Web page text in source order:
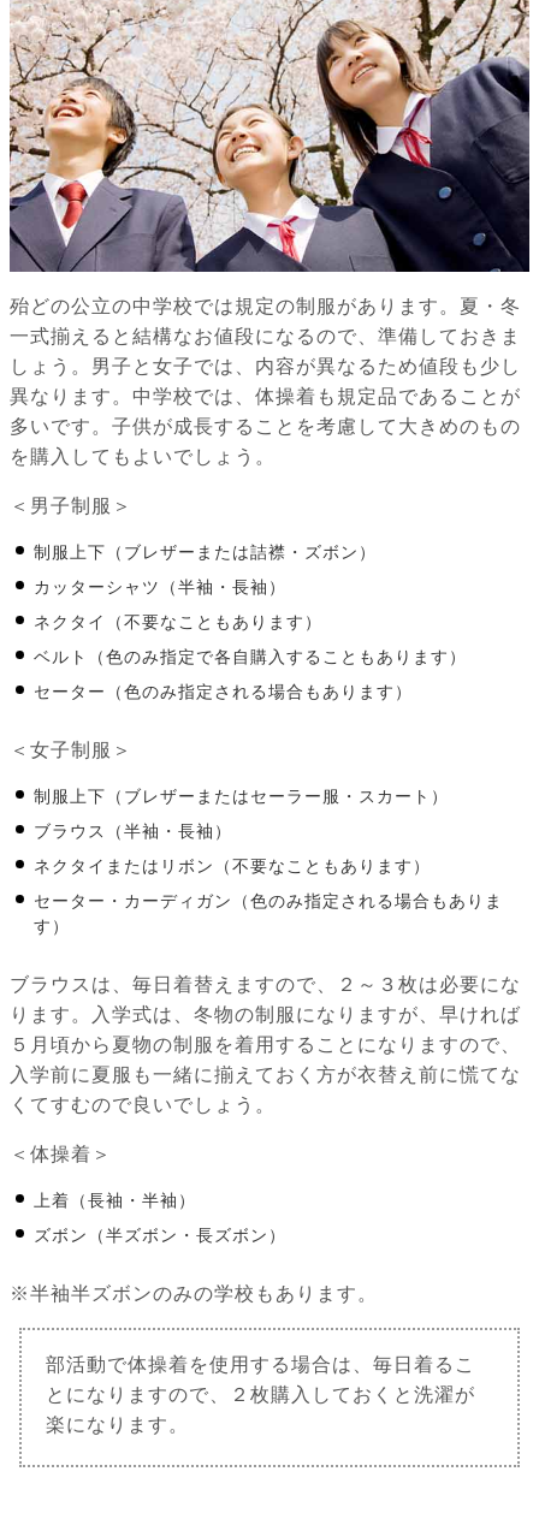
殆どの公立の中学校では規定の制服があります。夏・冬
一式揃えると結構なお値段になるので、準備しておきま
しょう。男子と女子では、内容が異なるため値段も少し
異なります。中学校では、体操着も規定品であることが
多いです。子供が成長することを考慮して大きめのもの
を購入してもよいでしょう。
＜男子制服＞
制服上下（ブレザーまたは詰襟・ズボン）
カッターシャツ（半袖・長袖）
ネクタイ（不要なこともあります）
ベルト（色のみ指定で各自購入することもあります）
セーター（色のみ指定される場合もあります）
＜女子制服＞
制服上下（ブレザーまたはセーラー服・スカート）
ブラウス（半袖・長袖）
ネクタイまたはリボン（不要なこともあります）
セーター・カーディガン（色のみ指定される場合もありま
す）
ブラウスは、毎日着替えますので、２～３枚は必要にな
ります。入学式は、冬物の制服になりますが、早ければ
５月頃から夏物の制服を着用することになりますので、
入学前に夏服も一緒に揃えておく方が衣替え前に慌てな
くてすむので良いでしょう。
＜体操着＞
上着（長袖・半袖）
ズボン（半ズボン・長ズボン）
※半袖半ズボンのみの学校もあります。
部活動で体操着を使用する場合は、毎日着るこ
とになりますので、２枚購入しておくと洗濯が
楽になります。